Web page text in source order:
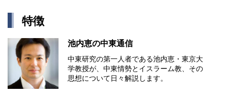
特徴
池内恵の中東通信
中東研究の第⼀⼈者である池内恵・東京⼤
学教授が、中東情勢とイスラーム教、その
思想について⽇々解説します。